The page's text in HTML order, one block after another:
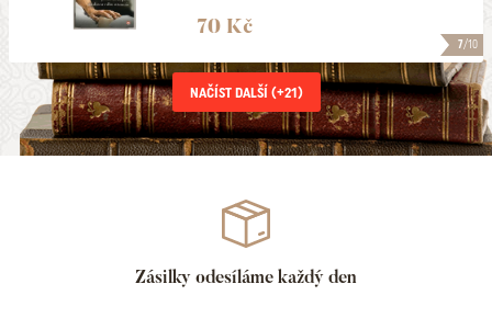
7/10
70 Kč
NAČÍST DALŠÍ (+21)
Zásilky odesíláme každý den